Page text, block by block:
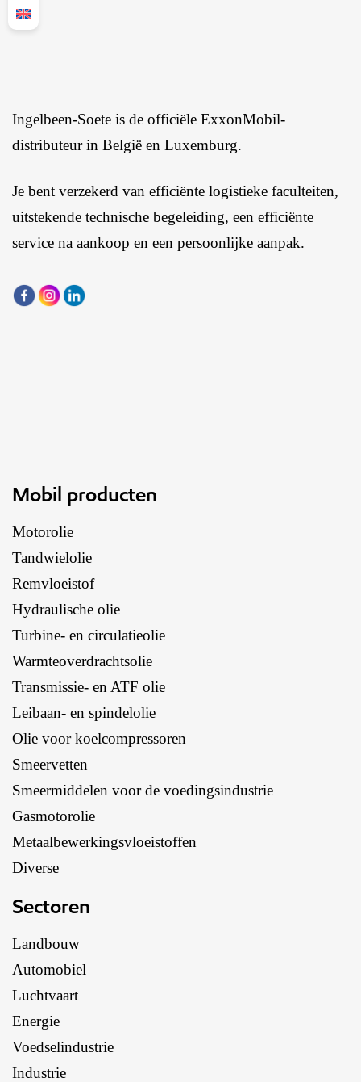
Ingelbeen-Soete is de officiële ExxonMobil-
distributeur in België en Luxemburg.
Je bent verzekerd van efficiënte logistieke faculteiten,
uitstekende technische begeleiding, een efficiënte
service na aankoop en een persoonlijke aanpak.
Mobil producten
Motorolie
Tandwielolie
Remvloeistof
Hydraulische olie
Turbine- en circulatieolie
Warmteoverdrachtsolie
Transmissie- en ATF olie
Leibaan- en spindelolie
Olie voor koelcompressoren
Smeervetten
Smeermiddelen voor de voedingsindustrie
Gasmotorolie
Metaalbewerkingsvloeistoffen
Diverse
Sectoren
Landbouw
Automobiel
Luchtvaart
Energie
Voedselindustrie
Industrie